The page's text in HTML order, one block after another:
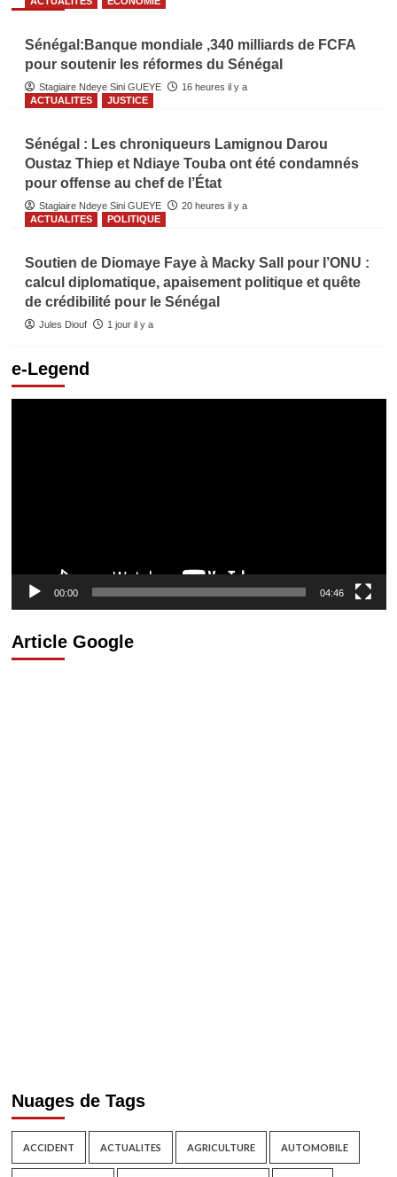
Sénégal:Banque mondiale ,340 milliards de FCFA
pour soutenir les réformes du Sénégal
Stagiaire Ndeye Sini GUEYE
16 heures il y a
ACTUALITES
JUSTICE
Sénégal : Les chroniqueurs Lamignou Darou
Oustaz Thiep et Ndiaye Touba ont été condamnés
pour offense au chef de l’État
Stagiaire Ndeye Sini GUEYE
20 heures il y a
ACTUALITES
POLITIQUE
Soutien de Diomaye Faye à Macky Sall pour l’ONU :
calcul diplomatique, apaisement politique et quête
de crédibilité pour le Sénégal
Jules Diouf 1 jour il y a
e-Legend
00:00 04:46
Article Google
Nuages de Tags
ACCIDENT ACTUALITES AGRICULTURE AUTOMOBILE